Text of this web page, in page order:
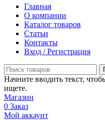
Главная
О компании
Каталог товаров
Статьи
Контакты
Вход / Регистрация
Начните вводить текст,
ищете.
Магазин
0 Заказ
Мой аккаунт